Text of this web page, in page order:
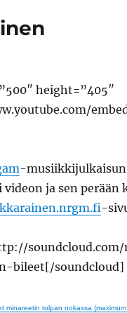
height=”405″
-
videon ja sen perään
-
bileet[/soundcloud]
minareetin tolpan nokassa